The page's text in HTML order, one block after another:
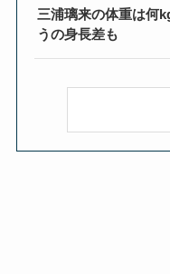
三浦璃来の体重は何
うの身長差も